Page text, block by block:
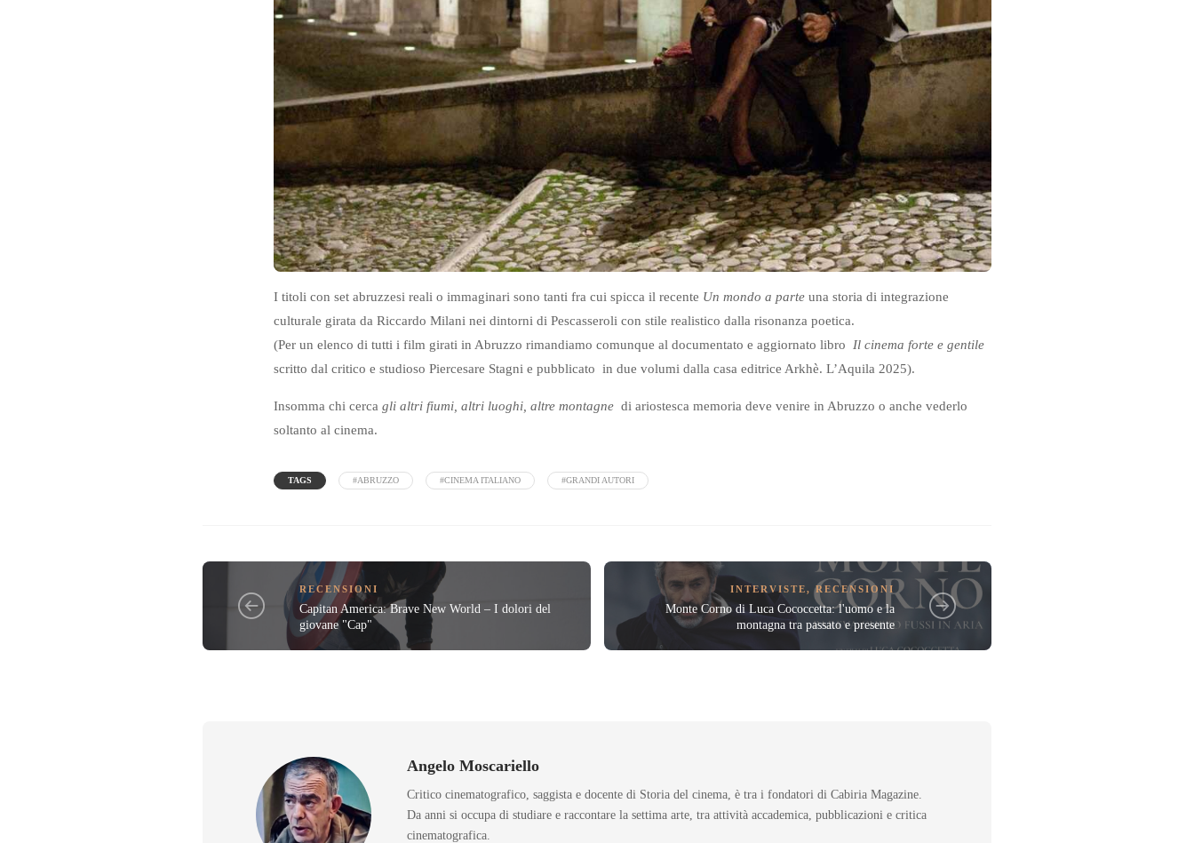
I titoli con set abruzzesi reali o immaginari sono tanti fra cui spicca il recente Un mondo a parte una storia di integrazione
culturale girata da Riccardo Milani nei dintorni di Pescasseroli con stile realistico dalla risonanza poetica.
(Per un elenco di tutti i film girati in Abruzzo rimandiamo comunque al documentato e aggiornato libro Il cinema forte e gentile
scritto dal critico e studioso Piercesare Stagni e pubblicato in due volumi dalla casa editrice Arkhè. L’Aquila 2025).
Insomma chi cerca gli altri fiumi, altri luoghi, altre montagne di ariostesca memoria deve venire in Abruzzo o anche vederlo
soltanto al cinema.
TAGS #ABRUZZO #CINEMA ITALIANO #GRANDI AUTORI
RECENSIONI
Capitan America: Brave New World – I dolori del
giovane "Cap"
INTERVISTE,RECENSIONI
Monte Corno di Luca Cococcetta: l'uomo e la
montagna tra passato e presente
Angelo Moscariello
Critico cinematografico, saggista e docente di Storia del cinema, è tra i fondatori di Cabiria Magazine.
Da anni si occupa di studiare e raccontare la settima arte, tra attività accademica, pubblicazioni e critica
cinematografica.